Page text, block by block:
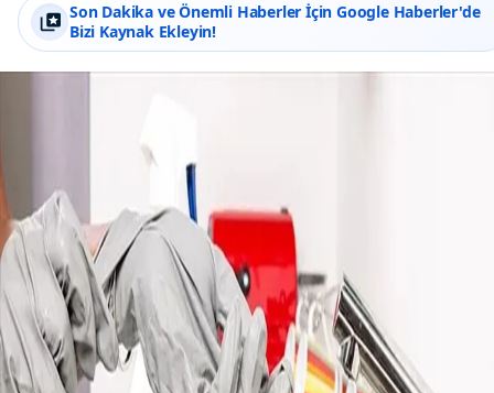
Son Dakika ve Önemli Haberler İçin Google Haberler'de
Bizi Kaynak Ekleyin!